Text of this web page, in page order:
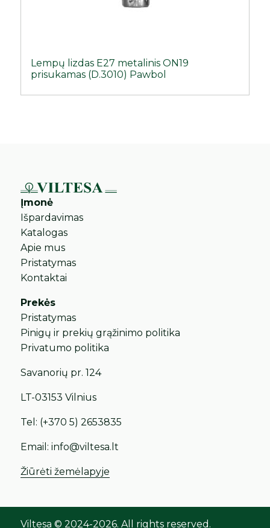
Lempų lizdas E27 metalinis ON19
prisukamas (D.3010) Pawbol
Įmonė
Išpardavimas
Katalogas
Apie mus
Pristatymas
Kontaktai
Prekės
Pristatymas
Pinigų ir prekių grąžinimo politika
Privatumo politika
Savanorių pr. 124
LT-03153 Vilnius
Tel: (+370 5) 2653835
Email:info@viltesa.lt
Žiūrėti žemėlapyje
Viltesa © 2024-2026. All rights reserved.